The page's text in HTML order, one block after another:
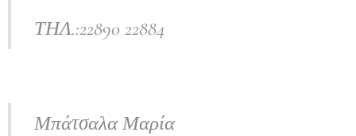
ΤΗΛ.:22890 22884
Μπάτσαλα Μαρία